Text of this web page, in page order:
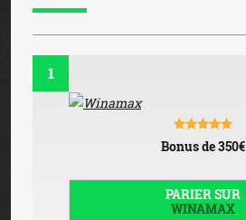
1
Bonus de 350€
PARIER SUR
WINAMAX